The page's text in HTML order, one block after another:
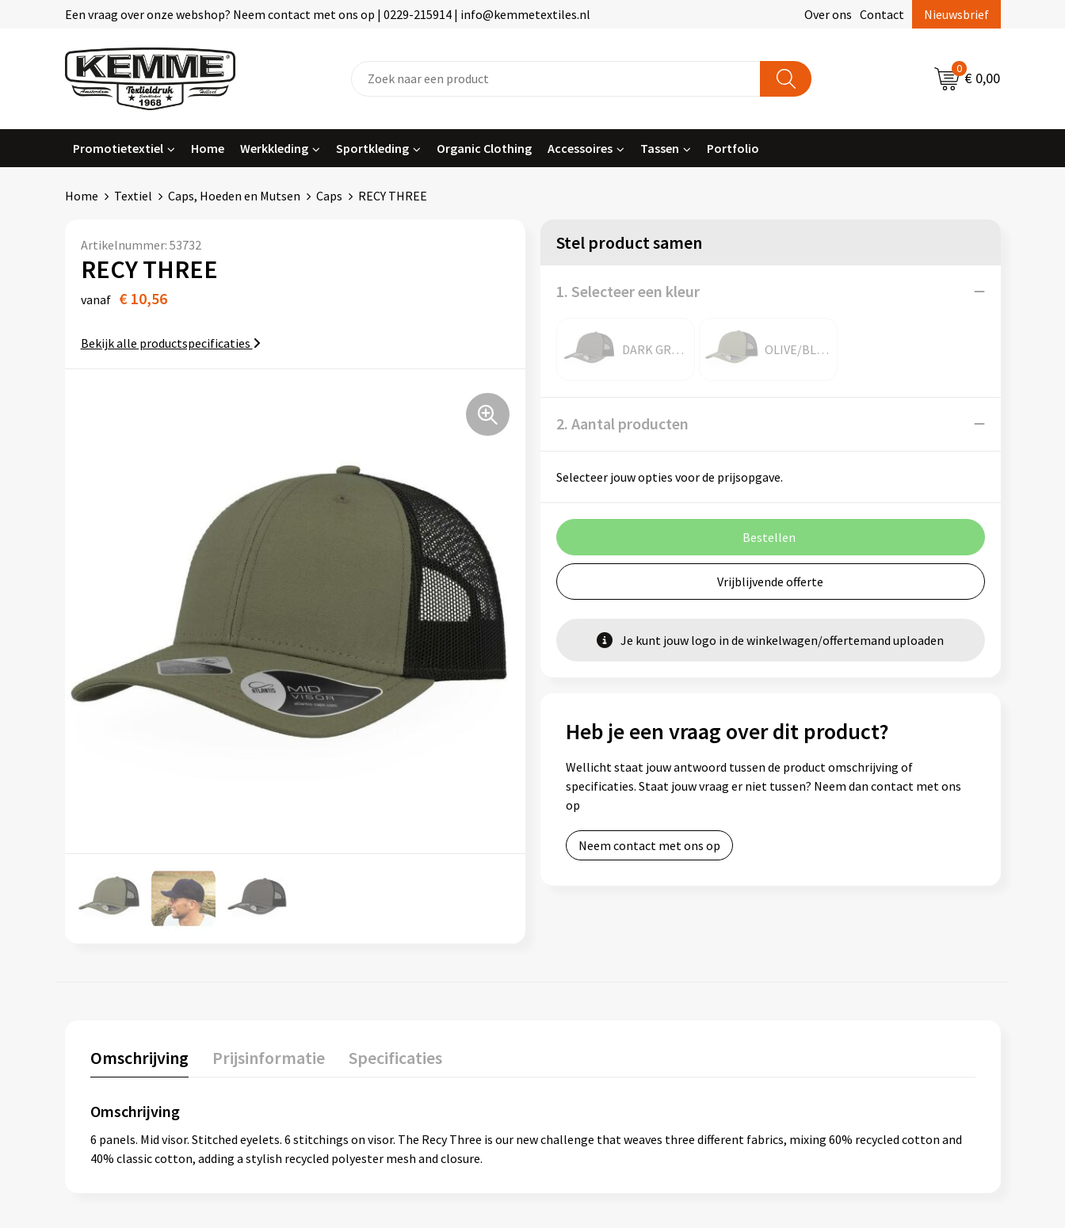
Een vraag over onze webshop? Neem contact met ons op | 0229-215914 | info@kemmetextiles.nl Over ons Contact Nieuwsbrief
0
€ 0,00
Promotietextiel Home Werkkleding Sportkleding Organic Clothing Accessoires Tassen Portfolio
Home Textiel Caps, Hoeden en Mutsen Caps RECY THREE
Artikelnummer: 53732
RECY THREE
vanaf € 10,56
Bekijk alle productspecificaties
Stel product samen
1. Selecteer een kleur
DARK GREY/BLACK OLIVE/BLACK
2. Aantal producten
Selecteer jouw opties voor de prijsopgave.
Bestellen
Vrijblijvende offerte
Je kunt jouw logo in de winkelwagen/offertemand uploaden
Heb je een vraag over dit product?
Wellicht staat jouw antwoord tussen de product omschrijving of
specificaties. Staat jouw vraag er niet tussen? Neem dan contact met ons
op
Neem contact met ons op
Omschrijving Prijsinformatie Specificaties
Omschrijving
6 panels. Mid visor. Stitched eyelets. 6 stitchings on visor. The Recy Three is our new challenge that weaves three different fabrics, mixing 60% recycled cotton and
40% classic cotton, adding a stylish recycled polyester mesh and closure.